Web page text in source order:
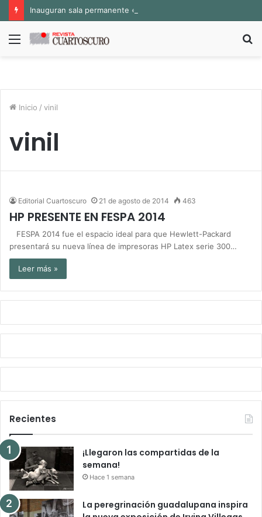
Menú
Inicio / vinil
vinil
Editorial Cuartoscuro 21 de agosto de 2014 463
HP PRESENTE EN FESPA 2014
FESPA 2014 fue el espacio ideal para que Hewlett-Packard
presentará su nueva línea de impresoras HP Latex serie 300…
Leer más »
Recientes
¡Llegaron las compartidas de la
semana!
Hace 1 semana
La peregrinación guadalupana inspira